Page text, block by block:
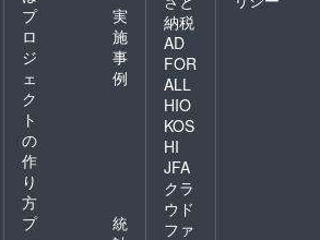
プ
ロ
ジ
ェ
ク
ト
の
作
り
方
実
施
事
例
プ
統
納税
AD
FOR
ALL
HIO
KOS
HI
JFA
クラ
ウド
ファ